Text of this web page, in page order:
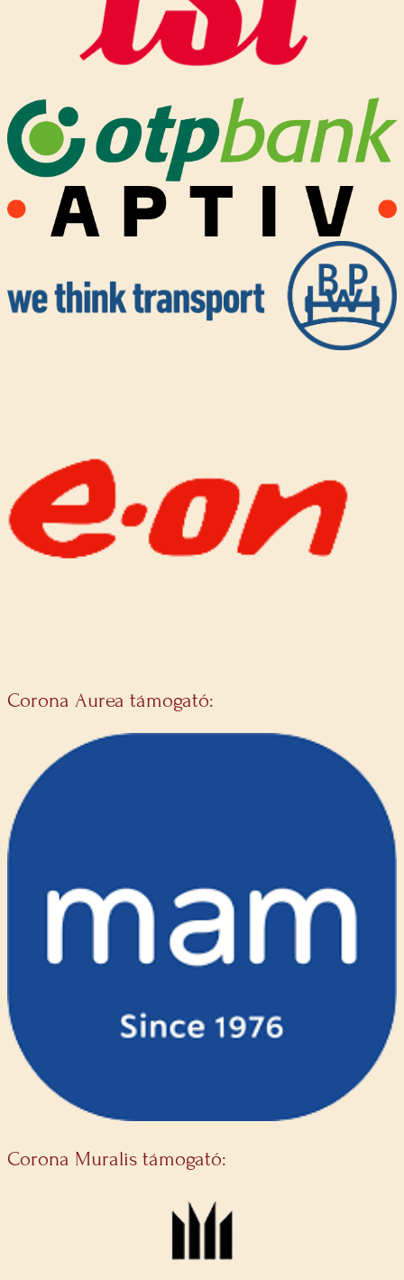
Corona Aurea támogató:
Corona Muralis támogató: